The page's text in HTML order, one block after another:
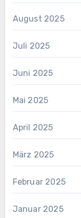
August 2025
Juli 2025
Juni 2025
Mai 2025
April 2025
März 2025
Februar 2025
Januar 2025